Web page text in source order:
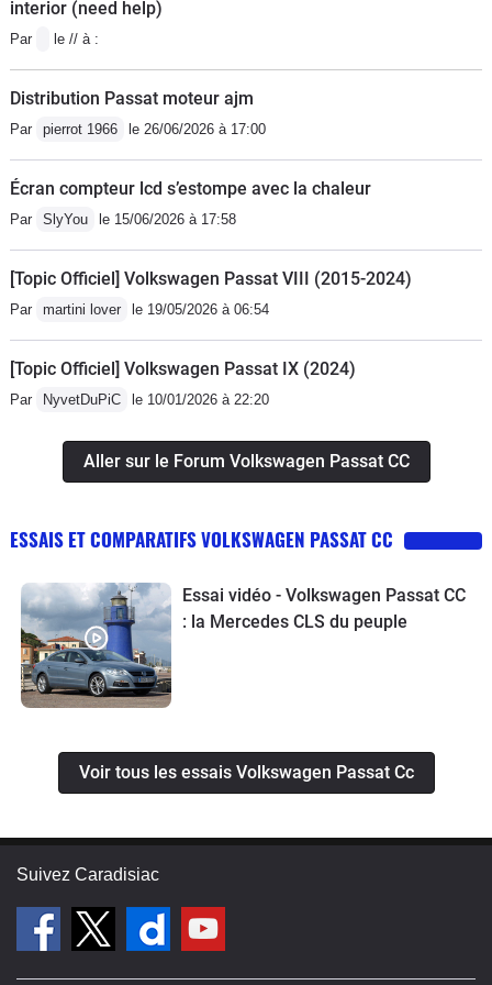
interior (need help)
Par le // à :
Distribution Passat moteur ajm
Par pierrot 1966 le 26/06/2026 à 17:00
Écran compteur lcd s’estompe avec la chaleur
Par SlyYou le 15/06/2026 à 17:58
[Topic Officiel] Volkswagen Passat VIII (2015-2024)
Par martini lover le 19/05/2026 à 06:54
[Topic Officiel] Volkswagen Passat IX (2024)
Par NyvetDuPiC le 10/01/2026 à 22:20
Aller sur le Forum Volkswagen Passat CC
ESSAIS ET COMPARATIFS VOLKSWAGEN PASSAT CC
Essai vidéo - Volkswagen Passat CC
: la Mercedes CLS du peuple
Voir tous les essais Volkswagen Passat Cc
Suivez Caradisiac